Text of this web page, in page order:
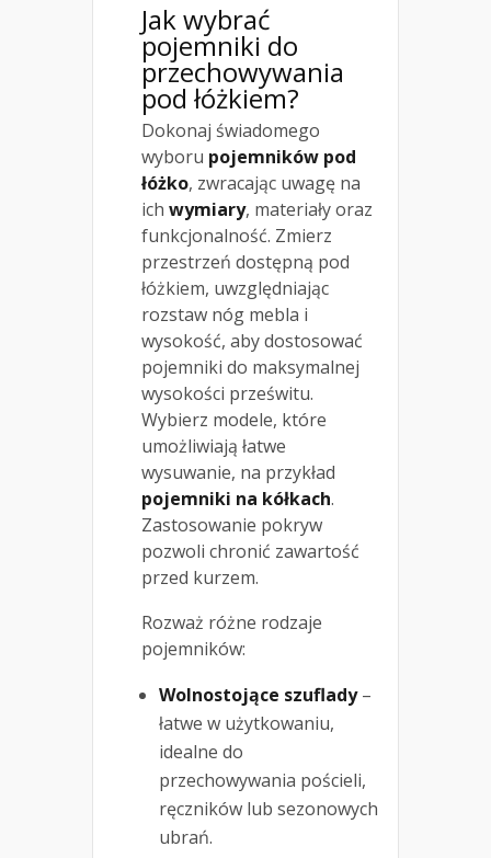
Jak wybrać
pojemniki do
przechowywania
pod łóżkiem?
Dokonaj świadomego
wyboru pojemników pod
łóżko, zwracając uwagę na
ich wymiary, materiały oraz
funkcjonalność. Zmierz
przestrzeń dostępną pod
łóżkiem, uwzględniając
rozstaw nóg mebla i
wysokość, aby dostosować
pojemniki do maksymalnej
wysokości prześwitu.
Wybierz modele, które
umożliwiają łatwe
wysuwanie, na przykład
pojemniki na kółkach.
Zastosowanie pokryw
pozwoli chronić zawartość
przed kurzem.
Rozważ różne rodzaje
pojemników:
Wolnostojące szuflady–
łatwe w użytkowaniu,
idealne do
przechowywania pościeli,
ręczników lub sezonowych
ubrań.